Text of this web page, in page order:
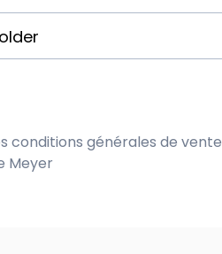
conditions générales de vente
Meyer